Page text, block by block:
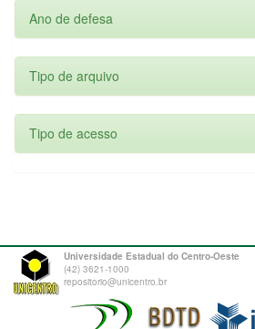
Ano de defesa
Tipo de arquivo
Tipo de acesso
Universidade Estadual do Centro-Oeste
(42) 3621-1000
repositorio@unicentro.br